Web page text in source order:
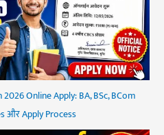
Online Apply: BA, BSc, BCom
और Apply Process